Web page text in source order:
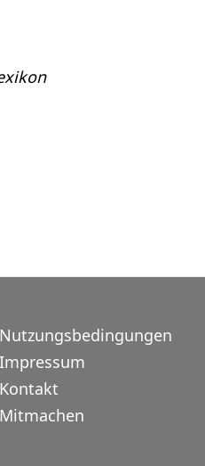
Nutzungsbedingungen
Impressum
Kontakt
Mitmachen